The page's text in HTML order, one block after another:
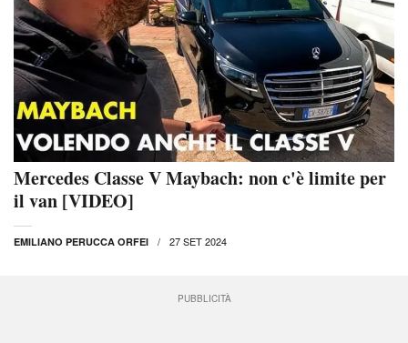
Mercedes Classe V Maybach: non c'è limite per
il van [VIDEO]
EMILIANO PERUCCA ORFEI 27 SET 2024
PUBBLICITÀ